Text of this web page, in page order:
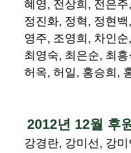
혜영, 전상희, 전은
정진화, 정혁, 정현
영주, 조영희, 차인
최영숙, 최은순, 최
허옥, 허일, 홍승희,
2012년 12월 후
강경란, 강미선, 강